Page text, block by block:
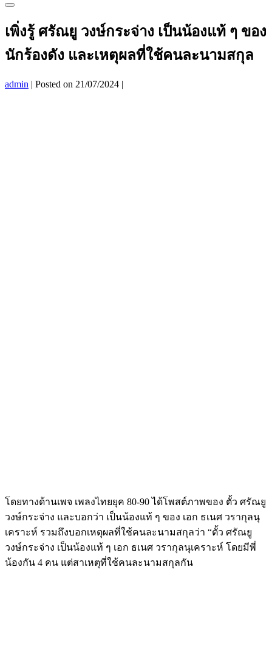
Menu
เพิ่งรู้ ศรัณยู วงษ์กระจ่าง เป็นน้องแท้ ๆ ของ
นักร้องดัง และเหตุผลที่ใช้คนละนามสกุล
admin | Posted on 21/07/2024 |
โดยทางด้านเพจ เพลงไทยยุค 80-90 ได้โพสต์ภาพของ ตั้ว ศรัณยู
วงษ์กระจ่าง และบอกว่า เป็นน้องแท้ ๆ ของ เอก ธเนศ วรากุลนุ
เคราะห์ รวมถึงบอกเหตุผลที่ใช้คนละนามสกุลว่า “ตั้ว ศรัณยู
วงษ์กระจ่าง เป็นน้องแท้ ๆ เอก ธเนศ วรากุลนุเคราะห์ โดยมีพี่
น้องกัน 4 คน แต่สาเหตุที่ใช้คนละนามสกุลกัน